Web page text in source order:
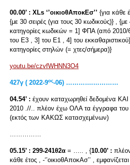
00.00’ : XLs ‘’οικιοθΑποκΕσ’’ {για κάθε
{με 30 σειρές (για τους 30 κωδικούς)} , {με
κατηγορίες κωδικών = 1] ΦΠΑ (από 2010/
του Ε3 , 3] του Ε1 , 4] του
κατηγορίες στηλών (= χτες/σήμερα)}
youtu.be/czvfWHNN3O4
427γ ( 2022-9ος-06) ………….…………
04.54’ : έχουν καταχωρηθεί δεδομένα
2010 .//.. πλέον έχω ΟΛΑ τα έγγραφα του
(εκτός των ΚΑΚΩΣ κατασχεμένων)
……………
05.15’ : 299-241θ2α = ….. , {10.00’ :
κάθε έτος , -‘’οικιοθΑποκΑσ’’ ,